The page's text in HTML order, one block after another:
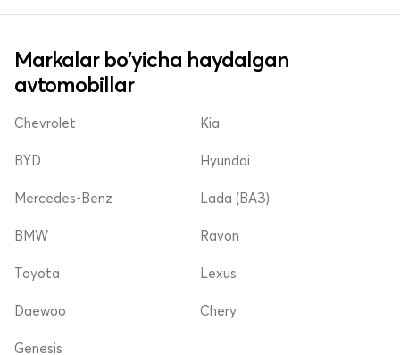
Markalar bo'yicha haydalgan
avtomobillar
Chevrolet
BYD
Mercedes-Benz
Kia
Hyundai
Lada (ВАЗ)
BMW
Toyota
Daewoo
Ravon
Lexus
Chery
Genesis